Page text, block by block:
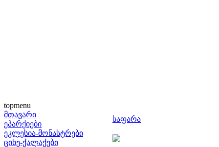
topmenu
მთავარი
ეპარქიები
ეკლესია-მონასტრები
ციხე-ქალაქები
საფარა